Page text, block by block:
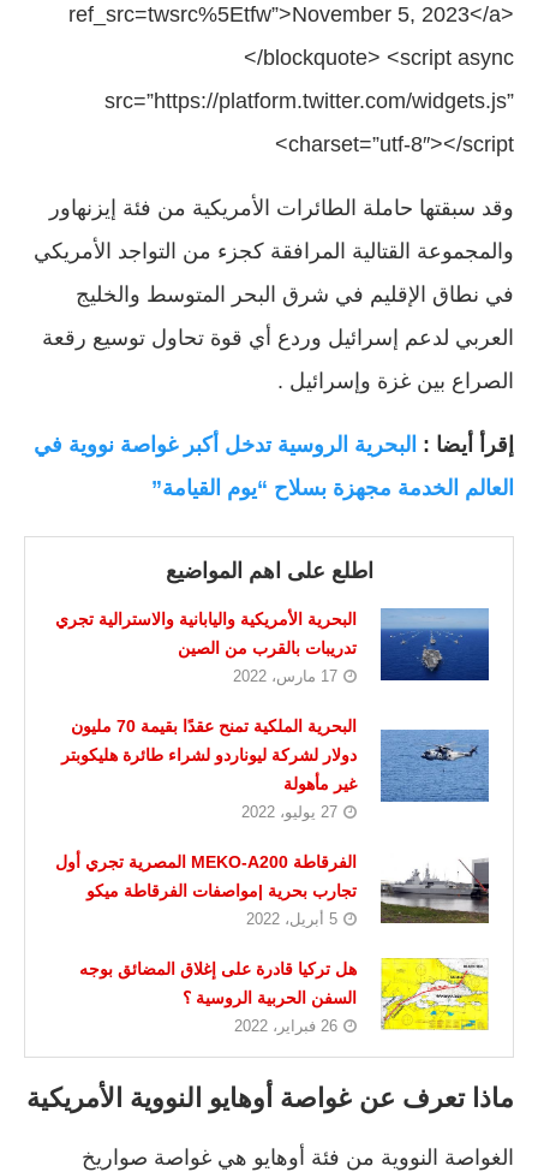
ref_src=twsrc%5Etfw”>November 5, 2023</a>
</blockquote> <script async
src=”https://platform.twitter.com/widgets.js”
charset=”utf-8″></script>
وقد سبقتها حاملة الطائرات الأمريكية من فئة إيزنهاور
والمجموعة القتالية المرافقة كجزء من التواجد الأمريكي
في نطاق الإقليم في شرق البحر المتوسط والخليج
العربي لدعم إسرائيل وردع أي قوة تحاول توسيع رقعة
الصراع بين غزة وإسرائيل .
إقرأ أيضا : البحرية الروسية تدخل أكبر غواصة نووية في
العالم الخدمة مجهزة بسلاح “يوم القيامة”
اطلع على اهم المواضيع
البحرية الأمريكية واليابانية والاسترالية تجري
تدريبات بالقرب من الصين
17 مارس، 2022
البحرية الملكية تمنح عقدًا بقيمة 70 مليون
دولار لشركة ليوناردو لشراء طائرة هليكوبتر
غير مأهولة
27 يوليو، 2022
الفرقاطة MEKO-A200 المصرية تجري أول
تجارب بحرية |مواصفات الفرقاطة ميكو
5 أبريل، 2022
هل تركيا قادرة على إغلاق المضائق بوجه
السفن الحربية الروسية ؟
26 فبراير، 2022
ماذا تعرف عن غواصة أوهايو النووية الأمريكية
الغواصة النووية من فئة أوهايو هي غواصة صواريخ